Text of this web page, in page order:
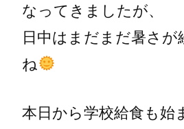
なってきましたが、
日中はまだまだ暑さが
ね
本日から学校給食も始